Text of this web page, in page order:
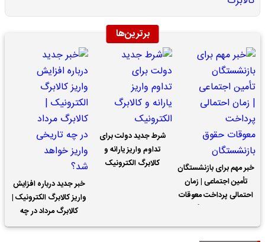
برترین‌ها
خبر مهم برای بازنشستگان
تأمین اجتماعی | زمان
احتمالی پرداخت معوقات
شرط جدید دولت برای
تداوم واریز یارانه و
کالابرگ الکترونیک
خبر جدید درباره افزایش
واریز کالابرگ الکترونیک |
کالابرگ مرداد در چه
تاریخی واریز خواهد شد؟